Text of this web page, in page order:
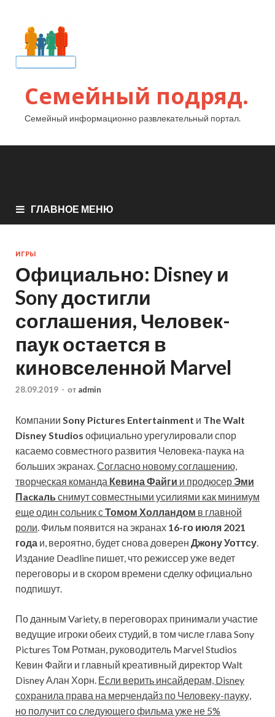
Семейный подряд.
Семейный информационно развлекательный портал.
ГЛАВНОЕ МЕНЮ
ИГРЫ
Официально: Disney и
Sony достигли
соглашения, Человек-
паук остается в
киновселенной Marvel
28.09.2019 - от admin
Компании Sony Pictures Entertainment и The Walt
Disney Studios официально урегулировали спор
касаемо совместного развития Человека-паука на
больших экранах.Согласно новому соглашению,
творческая команда Кевина Файги и продюсерЭми
Пacкaль снимутсовместными усилиями как минимум
еще один сольник сТомом Холландом в главной
роли. Фильм появится на экранах 16-го июля 2021
года и, вероятно, будет снова доверен Джону Уоттсу.
Издание Deadline пишет, что режиссер уже ведет
переговоры и в скором времени сделку официально
подпишут.
По данным Variety, в переговорах принимали участие
ведущие игроки обеих студий, в том числе глава Sony
Pictures Том Ротман, руководитель Marvel Studios
Кевин Файги и главный креативный директор Walt
Disney Алан Хорн. Если верить инсайдерам, Disney
сохранила права на мерчендайз по Человеку-пауку,
но получит со следующего фильма уже не 5%